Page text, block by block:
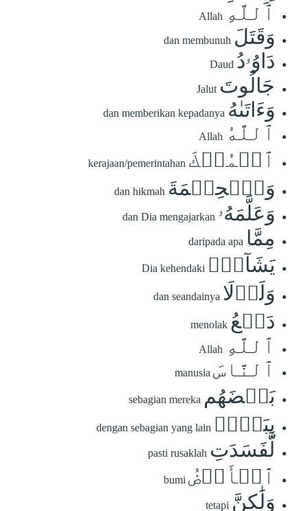
ٱللَّهِ Allah
وَقَتَلَ dan membunuh
دَاوُۥدُ Daud
جَالُوتَ Jalut
وَءَاتَىٰهُ dan memberikan kepadanya
ٱللَّهُ Allah
ٱلۡمُلۡكَ kerajaan/pemerintahan
وَٱلۡحِكۡمَةَ dan hikmah
وَعَلَّمَهُۥ dan Dia mengajarkan
مِمَّا daripada apa
يَشَآءُۗ Dia kehendaki
وَلَوۡلَا dan seandainya
دَفۡعُ menolak
ٱللَّهِ Allah
ٱلنَّاسَ manusia
بَعۡضَهُم sebagian mereka
بِبَعۡضٖ dengan sebagian yang lain
لَّفَسَدَتِ pasti rusaklah
ٱلۡأَرۡضُ bumi
وَلَٰكِنَّ tetapi